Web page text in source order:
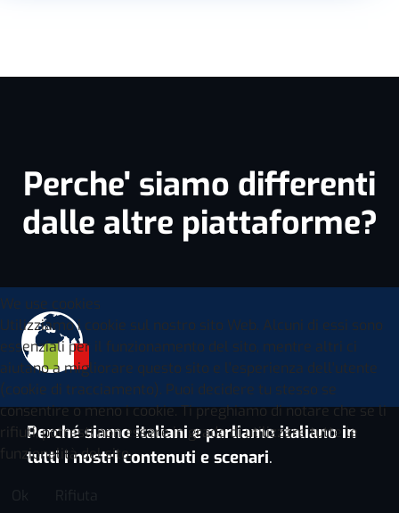
Perche' siamo differenti
dalle altre piattaforme?
Perché siamo italiani e parliamo italiano in
tutti i nostri contenuti e scenari.
We use cookies
Utilizziamo i cookie sul nostro sito Web. Alcuni di essi sono
essenziali per il funzionamento del sito, mentre altri ci
aiutano a migliorare questo sito e l'esperienza dell'utente
(cookie di tracciamento). Puoi decidere tu stesso se
consentire o meno i cookie. Ti preghiamo di notare che se li
rifiuti, potresti non essere in grado di utilizzare tutte le
funzionalità del sito.
Ok Rifiuta